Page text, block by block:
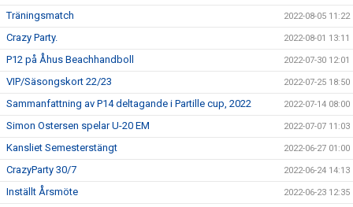
Träningsmatch 2022-08-05 11:22
Crazy Party. 2022-08-01 13:11
P12 på Åhus Beachhandboll 2022-07-30 12:01
VIP/Säsongskort 22/23 2022-07-25 18:50
Sammanfattning av P14 deltagande i Partille cup, 2022 2022-07-14 08:00
Simon Ostersen spelar U-20 EM 2022-07-07 11:03
Kansliet Semesterstängt 2022-06-27 01:00
CrazyParty 30/7 2022-06-24 14:13
Inställt Årsmöte 2022-06-23 12:35